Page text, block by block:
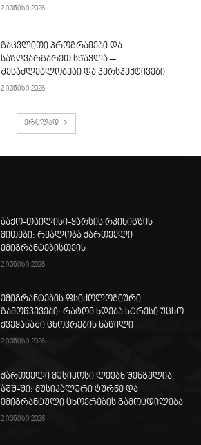
2 ივნისი 2026
გაცვლითი პროგრამები და
საზღვარგარეთ სწავლა –
შესაძლებლობები და პერსპექტივები
2 ივნისი 2026
ვრცლად
ბაქო-თბილისი-ყარსის რკინიგზის
მითები: რეალობა ქართველი
ემიგრანტებისთვის
2 ივნისი 2026
ემიგრანტების ფსიქოლოგიური
გამოწვევები: რატომ ხდება სტრესი უცხო
ქვეყანაში ცხოვრების ნაწილი
2 ივნისი 2026
ქართველი მუსიკოსი ლევან შენგელია
აშშ-ში: მუსიკალური ტურნე და
ემიგრანტული ცხოვრების გამოცდილება
2 ივნისი 2026